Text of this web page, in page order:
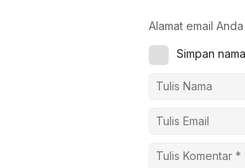
Alamat email
Simpan